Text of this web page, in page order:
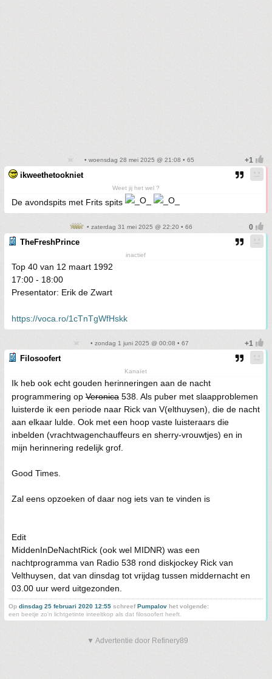
• woensdag 28 mei 2025 @ 21:08 • 65
ikweethetookniet
Weet jij het wel ?
De avondspits met Frits spits
• zaterdag 31 mei 2025 @ 22:20 • 66
TheFreshPrince
inactief
Top 40 van 12 maart 1992
17:00 - 18:00
Presentator: Erik de Zwart
https://voca.ro/1cTnTgWfHskk
• zondag 1 juni 2025 @ 00:08 • 67
Filosoofert
Kanaïet
Ik heb ook echt gouden herinneringen aan de nacht
programmering op Veronica 538. Als puber met slaapproblemen
luisterde ik een periode naar Rick van V(elthuysen), die de nacht
aan elkaar lulde. Ook met een hoop vaste luisteraars die
inbelden (vrachtwagenchauffeurs en sherry-vrouwtjes) en in
mijn herinnering redelijk grof.
Good Times.
Zal eens opzoeken of daar nog iets van te vinden is
Edit
MiddenInDeNachtRick (ook wel MIDNR) was een
nachtprogramma van Radio 538 rond diskjockey Rick van
Velthuysen, dat van dinsdag tot vrijdag tussen middernacht en
03.00 uur werd uitgezonden.
Op dinsdag 25 februari 2020 12:55 schreefPumpalov het volgende:
een beetje zo'n lichtgetinte inteeltkop als dat filosoofert heeft.
▼ Advertentie door Refinery89